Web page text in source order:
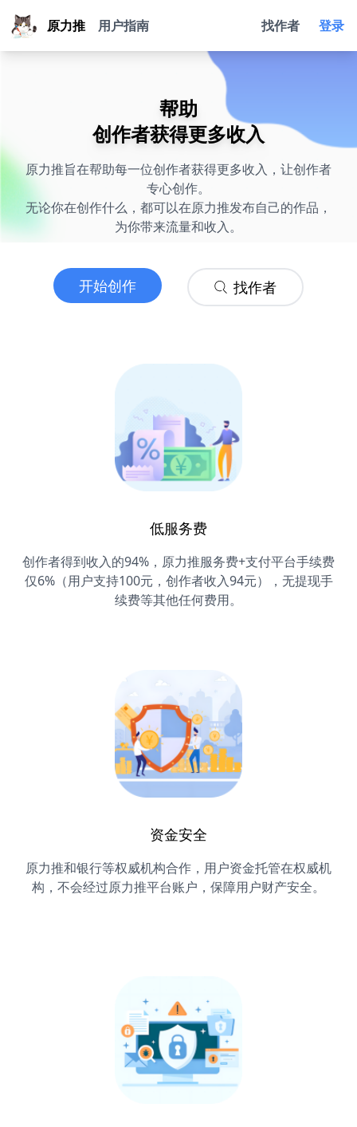
原力推 用户指南 找作者 登录
帮助
创作者获得更多收入
原力推旨在帮助每一位创作者获得更多收入，让创作者
专心创作。
无论你在创作什么，都可以在原力推发布自己的作品，
为你带来流量和收入。
开始创作 找作者
低服务费
创作者得到收入的94%，原力推服务费+支付平台手续费
仅6%（用户支持100元，创作者收入94元），无提现手
续费等其他任何费用。
资金安全
原力推和银行等权威机构合作，用户资金托管在权威机
构，不会经过原力推平台账户，保障用户财产安全。